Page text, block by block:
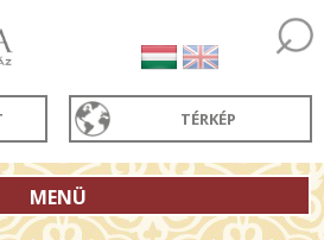
TÉRKÉP
MENÜ